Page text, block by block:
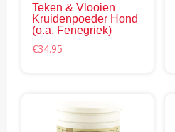
Teken & Vlooien
Kruidenpoeder Hond
(o.a. Fenegriek)
€34.95